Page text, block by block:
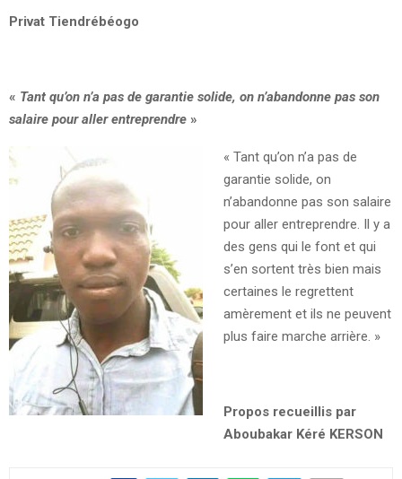
Privat Tiendrébéogo
« Tant qu’on n’a pas de garantie solide, on n’abandonne pas son
salaire pour aller entreprendre »
« Tant qu’on n’a pas de
garantie solide, on
n’abandonne pas son salaire
pour aller entreprendre. Il y a
des gens qui le font et qui
s’en sortent très bien mais
certaines le regrettent
amèrement et ils ne peuvent
plus faire marche arrière. »
Propos recueillis par
Aboubakar Kéré KERSON